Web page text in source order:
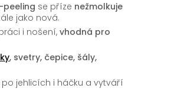
peeling se příze nežmolkuje
jako nová.
i nošení, vhodná pro
, svetry, čepice, šály,
po jehlicích i háčku a vytváří